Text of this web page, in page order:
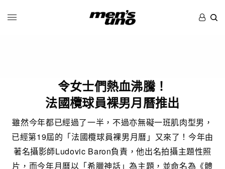
令女士們熱血沸騰！
法國欖球員裸男月曆推出
雖然今年都已經過了一半，不過亦無礙一班肌肉型男，
已經第19屆的「法國欖球員裸男月曆」又來了！今年由
著名攝影師Ludovic Baron負責，他出名拍攝主題性照
片，而今年月曆以「希臘神話」為主題，並命名為《體